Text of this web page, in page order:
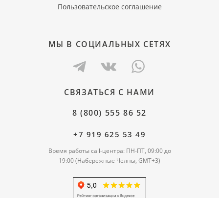
Пользовательское соглашение
МЫ В СОЦИАЛЬНЫХ СЕТЯХ
СВЯЗАТЬСЯ С НАМИ
8 (800) 555 86 52
+7 919 625 53 49
Время работы call-центра: ПН-ПТ, 09:00 до
19:00 (Набережные Челны, GMT+3)